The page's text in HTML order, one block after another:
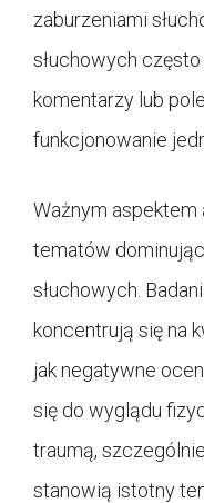
zaburzeniami
słuchowych
komentarzy lub
funkcjonowanie
Ważnym
tematów
słuchowych.
koncentrują się na
jak negatywne
się do wyglądu
traumą,
stanowią istotny